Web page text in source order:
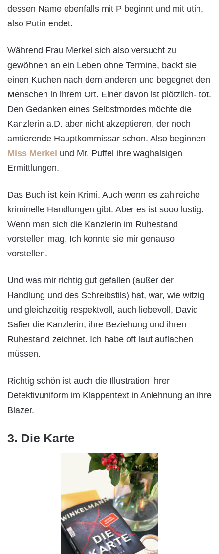
dessen Name ebenfalls mit P beginnt und mit utin,
also Putin endet.
Während Frau Merkel sich also versucht zu
gewöhnen an ein Leben ohne Termine, backt sie
einen Kuchen nach dem anderen und begegnet den
Menschen in ihrem Ort. Einer davon ist plötzlich- tot.
Den Gedanken eines Selbstmordes möchte die
Kanzlerin a.D. aber nicht akzeptieren, der noch
amtierende Hauptkommissar schon. Also beginnen
Miss Merkel und Mr. Puffel ihre waghalsigen
Ermittlungen.
Das Buch ist kein Krimi. Auch wenn es zahlreiche
kriminelle Handlungen gibt. Aber es ist sooo lustig.
Wenn man sich die Kanzlerin im Ruhestand
vorstellen mag. Ich konnte sie mir genauso
vorstellen.
Und was mir richtig gut gefallen (außer der
Handlung und des Schreibstils) hat, war, wie witzig
und gleichzeitig respektvoll, auch liebevoll, David
Safier die Kanzlerin, ihre Beziehung und ihren
Ruhestand zeichnet. Ich habe oft laut auflachen
müssen.
Richtig schön ist auch die Illustration ihrer
Detektivuniform im Klappentext in Anlehnung an ihre
Blazer.
3. Die Karte